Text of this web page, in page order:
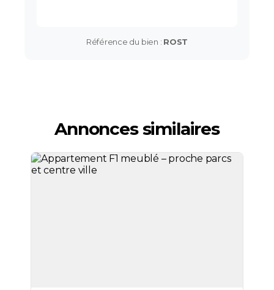
Référence du bien : ROST
Annonces similaires